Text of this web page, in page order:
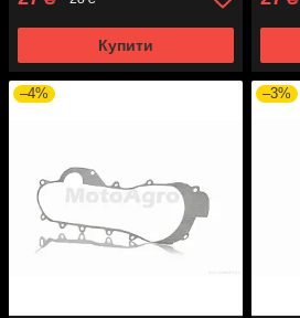
Купити
–4% –3%